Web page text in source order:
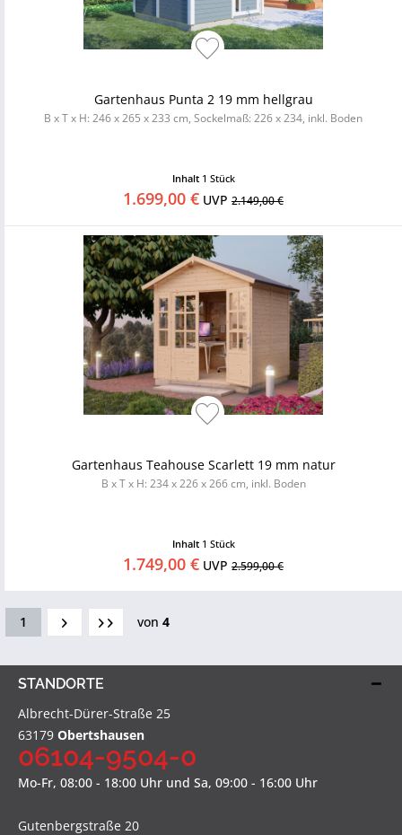
Gartenhaus Punta 2 19 mm hellgrau
B x T x H: 246 x 265 x 233 cm, Sockelmaß: 226 x 234, inkl. Boden
Inhalt 1 Stück
1.699,00 € UVP 2.149,00 €
Gartenhaus Teahouse Scarlett 19 mm natur
B x T x H: 234 x 226 x 266 cm, inkl. Boden
Inhalt 1 Stück
1.749,00 € UVP 2.599,00 €
1 von 4
STANDORTE
Albrecht-Dürer-Straße 25
63179 Obertshausen
06104-9504-0
Mo-Fr, 08:00 - 18:00 Uhr und Sa, 09:00 - 16:00 Uhr
Gutenbergstraße 20